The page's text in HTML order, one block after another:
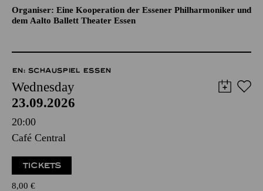
Organiser: Eine Kooperation der Essener Philharmoniker und
dem Aalto Ballett Theater Essen
EN: SCHAUSPIEL ESSEN
Wednesday
23.09.2026
20:00
Café Central
TICKETS
8,00 €